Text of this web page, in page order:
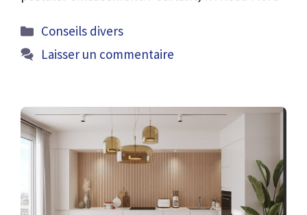
Catégories
Conseils divers
Laisser un commentaire